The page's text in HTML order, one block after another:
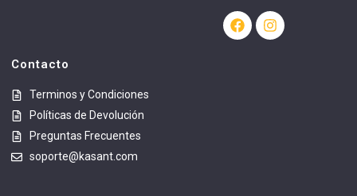
Contacto
Terminos y Condiciones
Políticas de Devolución
Preguntas Frecuentes
soporte@kasant.com